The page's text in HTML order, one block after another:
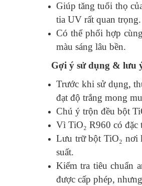
Giúp tăng tuổi thọ
tia UV rất quan trọng.
Có thể phối hợp
màu sáng lâu bền.
Gợi ý sử dụng & lưu
Trước khi sử dụng,
đạt độ trắng mong
Chú ý trộn đều bột
Vì TiO₂ R960 có đặc
Lưu trữ bột TiO₂ nơi
suất.
Kiểm tra tiêu chuẩn
được cấp phép,